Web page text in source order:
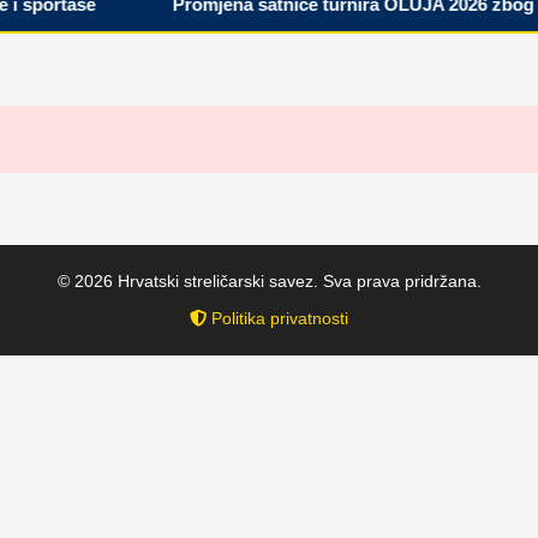
sportaše Promjena satnice turnira OLUJA 2026 zbog
© 2026 Hrvatski streličarski savez. Sva prava pridržana.
Politika privatnosti